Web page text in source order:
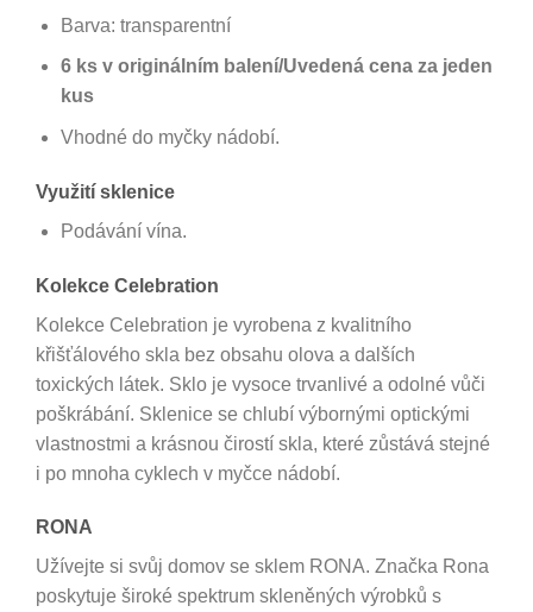
Barva: transparentní
6 ks v originálním balení/Uvedená cena za jeden
kus
Vhodné do myčky nádobí.
Využití sklenice
Podávání vína.
Kolekce Celebration
Kolekce Celebration je vyrobena z kvalitního
křišťálového skla bez obsahu olova a dalších
toxických látek. Sklo je vysoce trvanlivé a odolné vůči
poškrábání. Sklenice se chlubí výbornými optickými
vlastnostmi a krásnou čirostí skla, které zůstává stejné
i po mnoha cyklech v myčce nádobí.
RONA
Užívejte si svůj domov se sklem RONA. Značka Rona
poskytuje široké spektrum skleněných výrobků s